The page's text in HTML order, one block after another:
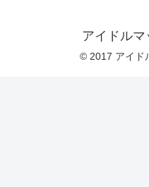
アイドル
© 2017 アイド